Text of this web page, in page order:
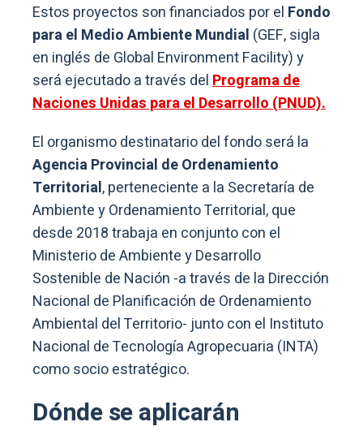
Estos proyectos son financiados por el Fondo
para el Medio Ambiente Mundial (GEF, sigla
en inglés de Global Environment Facility) y
será ejecutado a través delPrograma de
Naciones Unidas para el Desarrollo (PNUD).
El organismo destinatario del fondo será la
Agencia Provincial de Ordenamiento
Territorial, perteneciente a la Secretaría de
Ambiente y Ordenamiento Territorial, que
desde 2018 trabaja en conjunto con el
Ministerio de Ambiente y Desarrollo
Sostenible de Nación -a través de la Dirección
Nacional de Planificación de Ordenamiento
Ambiental del Territorio- junto con el Instituto
Nacional de Tecnología Agropecuaria (INTA)
como socio estratégico.
Dónde se aplicarán